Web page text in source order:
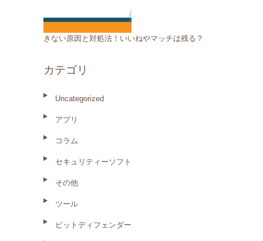
きない原因と対処法！いいねやマッチは残る？
カテゴリ
Uncategorized
アプリ
コラム
セキュリティーソフト
その他
ツール
ビットディフェンダー